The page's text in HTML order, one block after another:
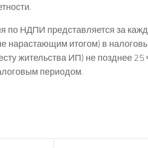
по НДПИ представляется за
нарастающим итогом) в
жительства ИП) не позднее 25
периодом.